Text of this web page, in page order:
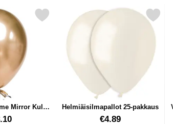
Mirror Kulta
Chrome Mirror Kulta 100-pakkaus suosikiksi
Helmiäisilmapallot 25-pakkaus
Tuote.nro 12222€4.89
Merkitse helmiäisilmapallot 25-